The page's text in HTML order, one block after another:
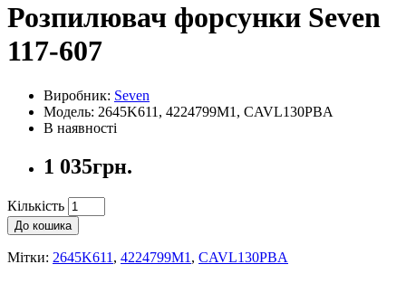
Розпилювач форсунки Seven
117-607
Виробник: Seven
Модель: 2645K611, 4224799M1, CAVL130PBA
В наявності
1 035грн.
Кількість
До кошика
Мітки: 2645K611 , 4224799M1 , CAVL130PBA